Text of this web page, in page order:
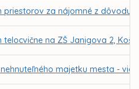
priestorov za nájomné z dôvodu
telocvične na ZŠ Janigova 2,
majetku mesta -